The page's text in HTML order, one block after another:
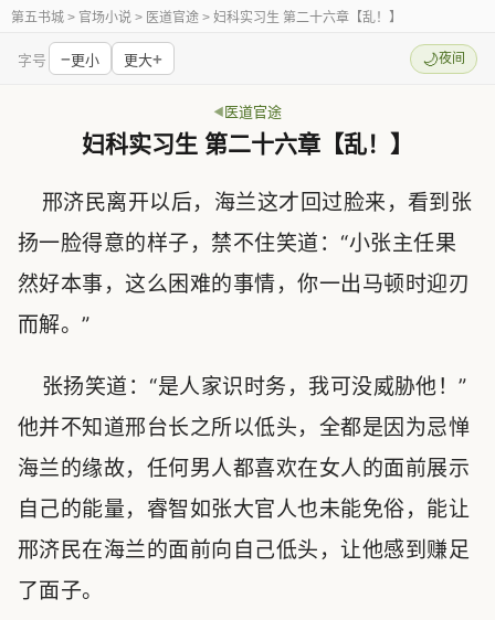
第五书城 > 官场小说 > 医道官途 > 妇科实习生 第二十六章【乱！】
字号 −更小 更大+ 🌙夜间
医道官途
妇科实习生 第二十六章【乱！】
邢济民离开以后，海兰这才回过脸来，看到张
扬一脸得意的样子，禁不住笑道：“小张主任果
然好本事，这么困难的事情，你一出马顿时迎刃
而解。”
张扬笑道：“是人家识时务，我可没威胁他！”
他并不知道邢台长之所以低头，全都是因为忌惮
海兰的缘故，任何男人都喜欢在女人的面前展示
自己的能量，睿智如张大官人也未能免俗，能让
邢济民在海兰的面前向自己低头，让他感到赚足
了面子。